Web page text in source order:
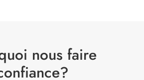
nous faire